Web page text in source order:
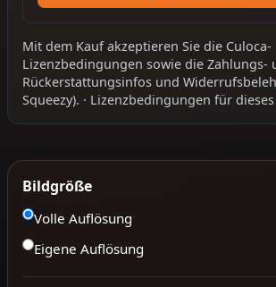
Mit dem Kauf akzeptieren Sie die Culoca-
Lizenzbedingungen sowie die Zahlungs-
Rückerstattungsinfos und
Squeezy). · Lizenzbedingungen für
Bildgröße
Volle Auflösung
Eigene Auflösung